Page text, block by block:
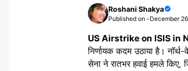
Roshani Shakya
Published on -December
US Airstrike on ISIS in
निर्णायक कदम उठाया है।
सेना ने रातभर हवाई हमले किए,